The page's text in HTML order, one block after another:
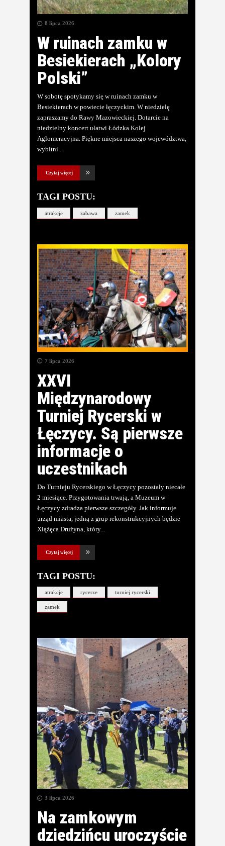
8 lipca 2026
W ruinach zamku w
Besiekierach „Kolory
Polski”
W sobotę spotykamy się w ruinach zamku w
Besiekierach w powiecie łęczyckim. W niedzielę
zapraszamy do Rawy Mazowieckiej. Dotarcie na
niedzielny koncert ułatwi Łódzka Kolej
Aglomeracyjna. Piękne miejsca naszego województwa,
wybitni
Czytaj więcej
TAGI POSTU:
atrakcje zabawa zamek
7 lipca 2026
XXVI
Międzynarodowy
Turniej Rycerski w
Łęczycy. Są pierwsze
informacje o
uczestnikach
Do Turnieju Rycerskiego w Łęczycy pozostały niecałe
2 miesiące. Przygotowania trwają, a Muzeum w
Łęczycy zdradza pierwsze szczegóły. Jak informuje
urząd miasta, jedną z grup rekonstrukcyjnych będzie
Xiążęca Drużyna, który
Czytaj więcej
TAGI POSTU:
atrakcje rycerze turniej rycerski
zamek
3 lipca 2026
Na zamkowym
dziedzińcu uroczyście